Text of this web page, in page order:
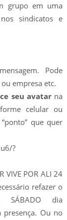
grupo em uma
sindicatos e
Pode
empresa etc.
seu avatarna
celular ou
que quer
?
VIVE POR ALI 24
refazer o
dia
Ou no